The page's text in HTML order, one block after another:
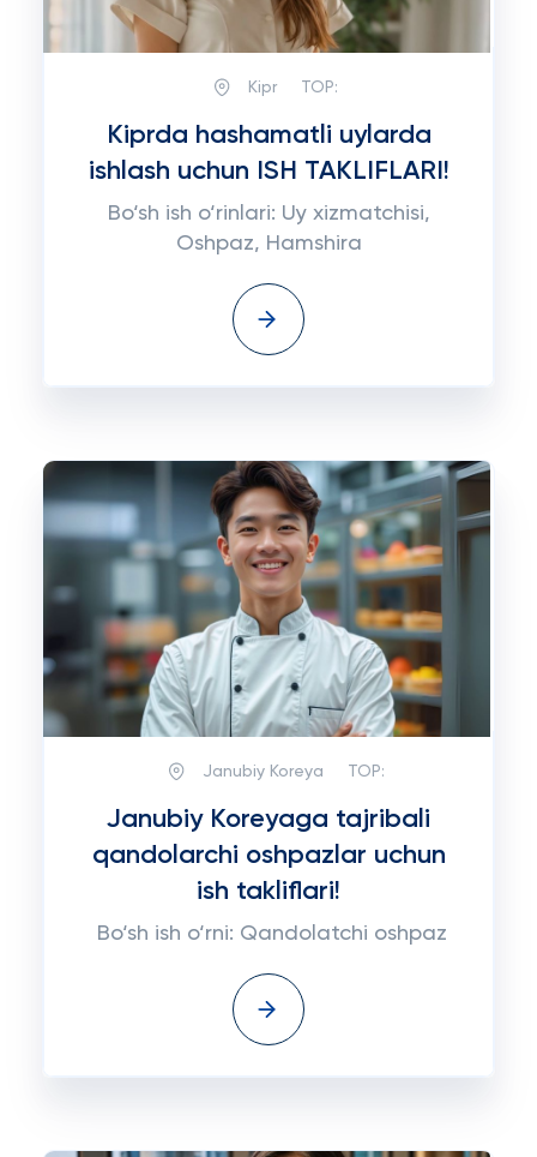
Kipr TOP:
Kiprda hashamatli uylarda
ishlash uchun ISH TAKLIFLARI!
Bo‘sh ish o‘rinlari: Uy xizmatchisi,
Oshpaz, Hamshira
Janubiy Koreya TOP:
Janubiy Koreyaga tajribali
qandolarchi oshpazlar uchun
ish takliflari!
Bo‘sh ish o‘rni: Qandolatchi oshpaz